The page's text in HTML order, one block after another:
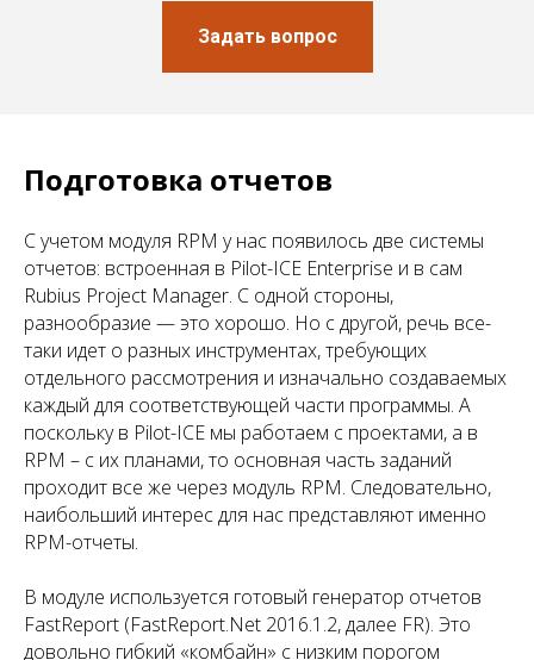
Задать вопрос
Подготовка отчетов
С учетом модуля RPM у нас появилось две системы
отчетов: встроенная в Pilot-ICE Enterprise и в сам
Rubius Project Manager. С одной стороны,
разнообразие — это хорошо. Но с другой, речь все-
таки идет о разных инструментах, требующих
отдельного рассмотрения и изначально создаваемых
каждый для соответствующей части программы. А
поскольку в Pilot-ICE мы работаем с проектами, а в
RPM – с их планами, то основная часть заданий
проходит все же через модуль RPM. Следовательно,
наибольший интерес для нас представляют именно
RPM-отчеты.
В модуле используется готовый генератор отчетов
FastReport (FastReport.Net 2016.1.2, далее FR). Это
довольно гибкий «комбайн» с низким порогом